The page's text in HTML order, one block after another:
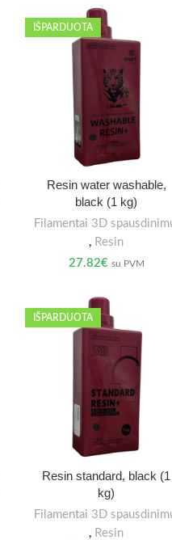
IŠPARDUOTA
Resin water washable,
black (1 kg)
Filamentai 3D
, Resin
27.82€ su PVM
IŠPARDUOTA
Resin standard, black (1
kg)
Filamentai 3D
, Resin